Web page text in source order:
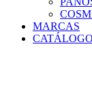
MARCAS
CATÁLOGO